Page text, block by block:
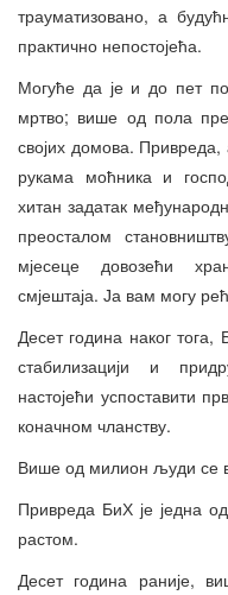
трауматизовано, а
практично непостојећа.
Могуће да је и до пет
мртво; више од пола
својих домова. Привреда,
рукама моћника и
хитан задатак
преосталом
мјесеце довозећи
смјештаја. Ја вам могу
Десет година наког
стабилизацији и
настојећи успоставити
коначном чланству.
Више од милион људи се
Привреда БиХ је једна
растом.
Десет година раније,